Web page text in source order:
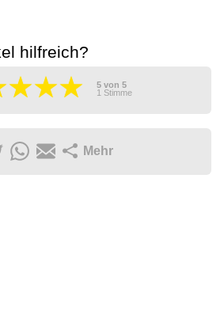
hilfreich?
5 von 5
1 Stimme
Mehr